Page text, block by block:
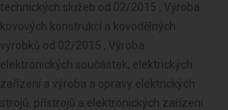
technických služeb od 02/2015 , Výroba
kovových konstrukcí a kovodělných
výrobků od 02/2015 , Výroba
elektronických součástek, elektrických
zařízení a výroba a opravy elektrických
strojů, přístrojů a elektronických zařízení